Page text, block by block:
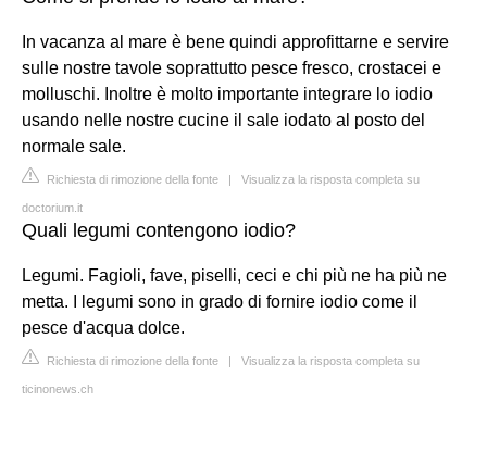
In vacanza al mare è bene quindi approfittarne e servire
sulle nostre tavole soprattutto pesce fresco, crostacei e
molluschi. Inoltre è molto importante integrare lo iodio
usando nelle nostre cucine il sale iodato al posto del
normale sale.
Richiesta di rimozione della fonte | Visualizza la risposta completa su
doctorium.it
Quali legumi contengono iodio?
Legumi. Fagioli, fave, piselli, ceci e chi più ne ha più ne
metta. I legumi sono in grado di fornire iodio come il
pesce d'acqua dolce.
Richiesta di rimozione della fonte | Visualizza la risposta completa su
ticinonews.ch